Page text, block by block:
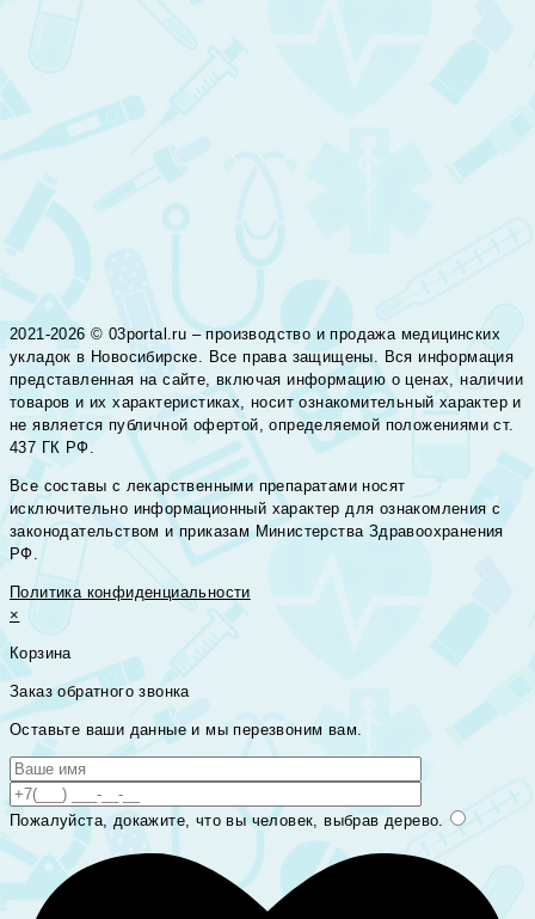
2021-2026 © 03portal.ru – производство и продажа медицинских
укладок в Новосибирске. Все права защищены. Вся информация
представленная на сайте, включая информацию о ценах, наличии
товаров и их характеристиках, носит ознакомительный характер и
не является публичной офертой, определяемой положениями ст.
437 ГК РФ.
Все составы с лекарственными препаратами носят
исключительно информационный характер для ознакомления с
законодательством и приказам Министерства Здравоохранения
РФ.
Политика конфиденциальности
×
Корзина
Заказ обратного звонка
Оставьте ваши данные и мы перезвоним вам.
Пожалуйста, докажите, что вы человек, выбрав дерево.